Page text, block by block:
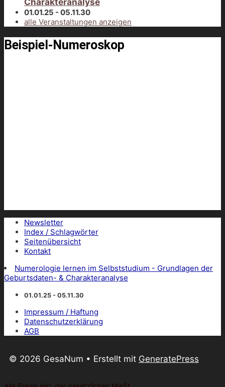
01.01.25 - 05.11.30
alle Veranstaltungen anzeigen
Beispiel-Numeroskop
Newsletter
Index / Schlagwörter
Seitenübersicht
Kontakt
Numerologie lernen im Selbststudium - Grundlagen der
Geburtsdaten- & Charakteranalyse
01.01.25 - 05.11.30
Impressum / Haftung
Datenschutzerklärung
AGB
© 2026 GesaNum • Erstellt mit GeneratePress